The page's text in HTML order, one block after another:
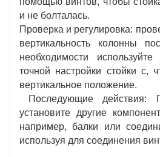
и не болталась.
Проверка и регулировка:
вертикальность колонны
необходимости
точной настройки стойки c,
вертикальное положение.
Последующие действия:
установите другие
например, балки или
используя для соединения